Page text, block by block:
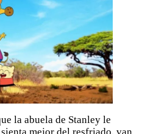
la abuela de Stanley le